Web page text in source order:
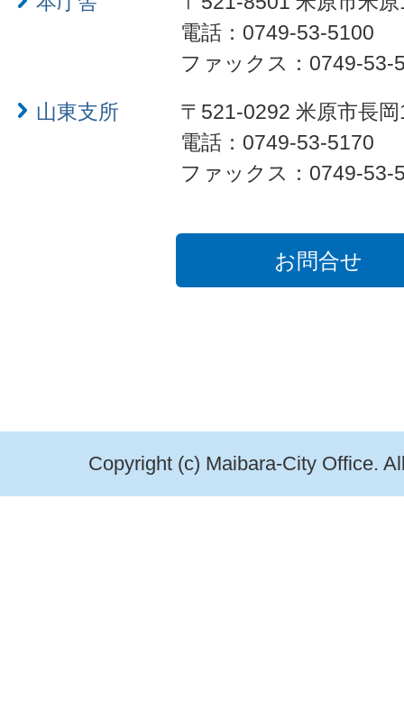
電話：0749-53-5100
ファックス：0749-53-
山東支所
〒521-0292 米原市長
電話：0749-53-5170
ファックス：0749-53-
お問合せ
Copyright (c) Maibara-City Office.